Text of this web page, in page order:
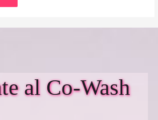
al Co-Wash